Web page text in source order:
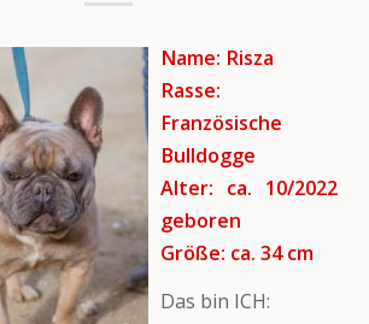
Name: Risza
Rasse:
Französische
Bulldogge
Alter: ca. 10/2022
geboren
Größe: ca. 34 cm
Das bin ICH: